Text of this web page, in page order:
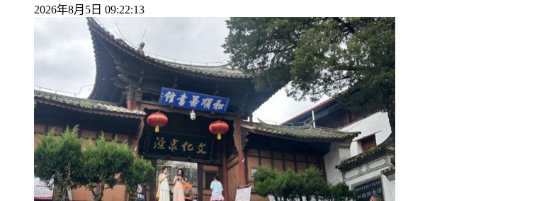
2026年8月5日 09:22:13